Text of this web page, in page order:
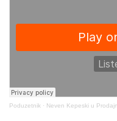
Poduzetnik · Neven Kepeski u